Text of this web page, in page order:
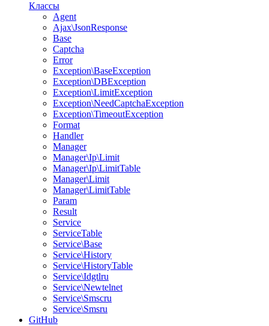
Классы
Agent
Ajax\JsonResponse
Base
Captcha
Error
Exception\BaseException
Exception\DBException
Exception\LimitException
Exception\NeedCaptchaException
Exception\TimeoutException
Format
Handler
Manager
Manager\Ip\Limit
Manager\Ip\LimitTable
Manager\Limit
Manager\LimitTable
Param
Result
Service
ServiceTable
Service\Base
Service\History
Service\HistoryTable
Service\Idgtlru
Service\Newtelnet
Service\Smscru
Service\Smsru
GitHub